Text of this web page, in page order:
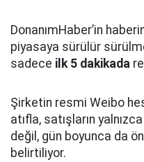
DonanımHaber’in
piyasaya sürülür
sadece ilk 5 dakikada
Şirketin resmi Weibo
atıfla, satışların
değil, gün boyunca da
belirtiliyor.